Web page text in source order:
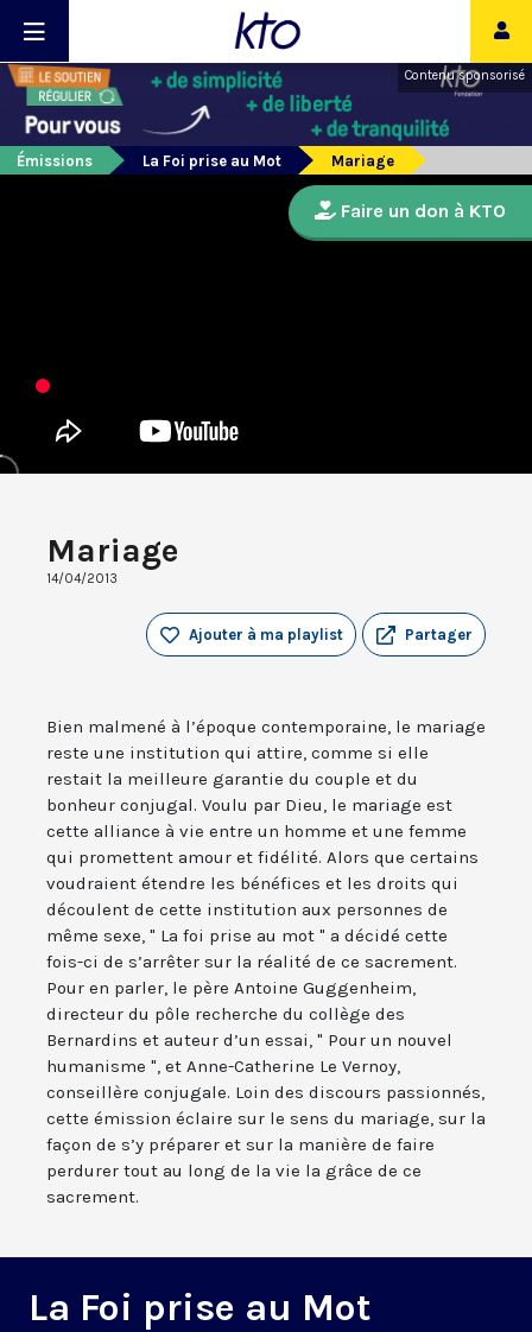
Contenu sponsorisé
Émissions La Foi prise au Mot Mariage
Mariage
14/04/2013
Partager
Ajouter à ma playlist
Bien malmené à l’époque contemporaine, le mariage
reste une institution qui attire, comme si elle
restait la meilleure garantie du couple et du
bonheur conjugal. Voulu par Dieu, le mariage est
cette alliance à vie entre un homme et une femme
qui promettent amour et fidélité. Alors que certains
voudraient étendre les bénéfices et les droits qui
découlent de cette institution aux personnes de
même sexe, " La foi prise au mot " a décidé cette
fois-ci de s’arrêter sur la réalité de ce sacrement.
Pour en parler, le père Antoine Guggenheim,
directeur du pôle recherche du collège des
Bernardins et auteur d’un essai, " Pour un nouvel
humanisme ", et Anne-Catherine Le Vernoy,
conseillère conjugale. Loin des discours passionnés,
cette émission éclaire sur le sens du mariage, sur la
façon de s’y préparer et sur la manière de faire
perdurer tout au long de la vie la grâce de ce
sacrement.
La Foi prise au Mot
Faire un don à KTO